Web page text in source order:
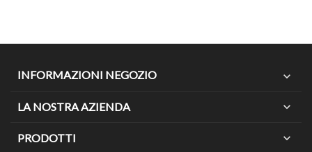
INFORMAZIONI NEGOZIO expand_more
LA NOSTRA AZIENDA expand_more
PRODOTTI expand_more